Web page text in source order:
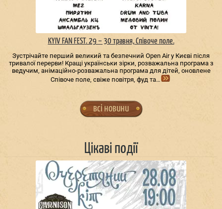
KYIV FAN FEST. 29 – 30 травня, Співоче поле.
Зустрічайте перший великий та безпечний Open Air у Києві після
тривалої перерви! Кращі українськи зірки, розважальна програма з
ведучим, анімаційно-розважальна програма для дітей, оновлене
Співоче поле, свіже повітря, фуд та…
всі новини
Цікаві події